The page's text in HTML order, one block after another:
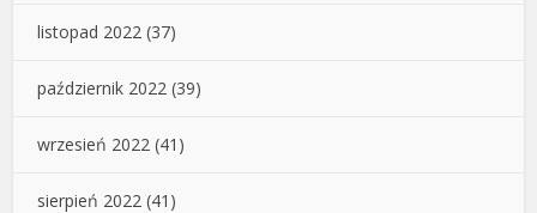
listopad 2022 (37)
październik 2022 (39)
wrzesień 2022 (41)
sierpień 2022 (41)